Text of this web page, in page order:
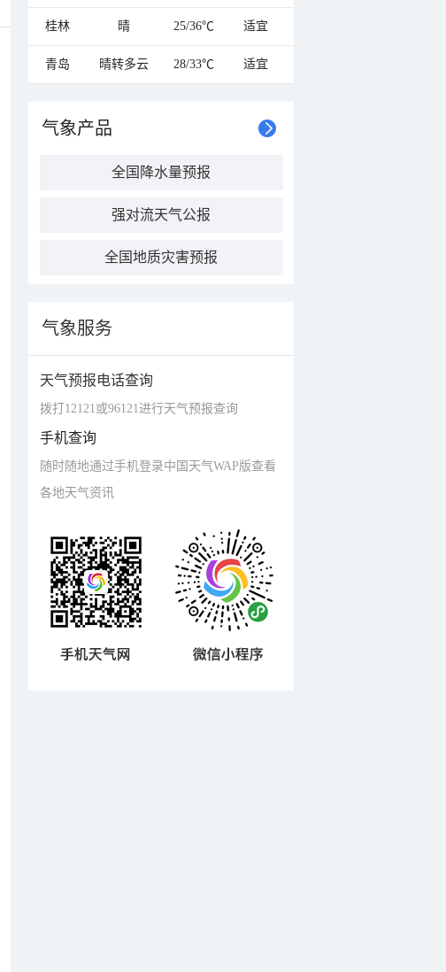
桂林 晴 25/36℃ 适宜
青岛 晴转多云 28/33℃ 适宜
气象产品
全国降水量预报
强对流天气公报
全国地质灾害预报
气象服务
天气预报电话查询
拨打12121或96121进行天气预报查询
手机查询
随时随地通过手机登录中国天气WAP版查看
各地天气资讯